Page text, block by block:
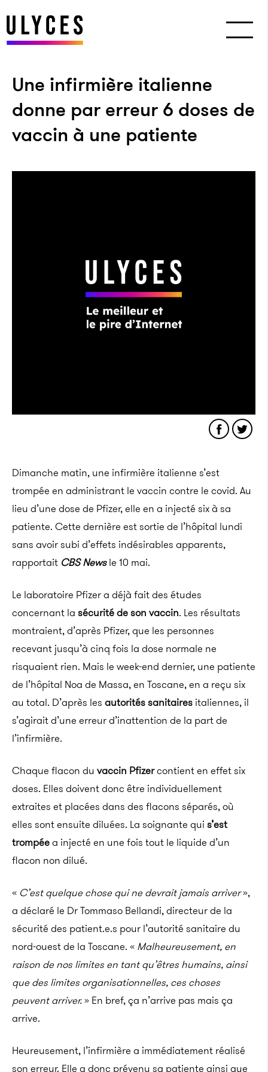
Une infirmière italienne
donne par erreur 6 doses de
vaccin à une patiente
Dimanche matin, une infirmière italienne s’est
trompée en administrant le vaccin contre le covid. Au
lieu d’une dose de Pfizer, elle en a injecté six à sa
patiente. Cette dernière est sortie de l’hôpital lundi
sans avoir subi d’effets indésirables apparents,
rapportait CBS Newsle 10 mai.
Le laboratoire Pfizer a déjà fait des études
concernant la sécurité de son vaccin. Les résultats
montraient, d’après Pfizer, que les personnes
recevant jusqu’à cinq fois la dose normale ne
risquaient rien. Mais le week-end dernier, une patiente
de l’hôpital Noa de Massa, en Toscane, en a reçu six
au total. D’après les autorités sanitaires italiennes, il
s’agirait d’une erreur d’inattention de la part de
l’infirmière.
Chaque flacon du vaccin Pfizercontient en effet six
doses. Elles doivent donc être individuellement
extraites et placées dans des flacons séparés, où
elles sont ensuite diluées. La soignante qui s’est
trompéea injecté en une fois tout le liquide d’un
flacon non dilué.
« C’est quelque chose qui ne devrait jamais arriver»,
a déclaré le Dr Tommaso Bellandi, directeur de la
sécurité des patient.e.s pour l’autorité sanitaire du
nord-ouest de la Toscane. « Malheureusement, en
raison de nos limites en tant qu’êtres humains, ainsi
que des limites organisationnelles, ces choses
peuvent arriver.» En bref, ça n’arrive pas mais ça
arrive.
Heureusement, l’infirmière a immédiatement réalisé
son erreur. Elle a donc prévenu sa patiente ainsi que